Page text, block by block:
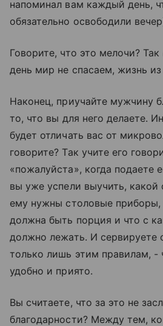
напоминал вам каждый день,
обязательно освободили
Говорите, что это мелочи?
день мир не спасаем, жизнь
Наконец, приучайте мужчину
то, что вы для него делаете.
будет отличать вас от
говорите? Так учите его
«пожалуйста», когда подаете
вы уже успели выучить, какой
ему нужны столовые приборы,
должна быть порция и что с
должно лежать. И сервируете
только лишь этим правилам, -
удобно и приято.
Вы считаете, что за это не
благодарности? Между тем,